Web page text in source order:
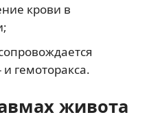
крови в
гемоторакса.
живота